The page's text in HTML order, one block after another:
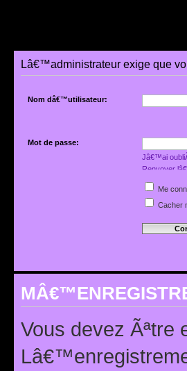
Lâ€™administrateur exige que
Nom dâ€™utilisateur:
Mot de passe:
Jâ€™ai
Renvoyer
Me
Cacher
Vous devez Ãªtre